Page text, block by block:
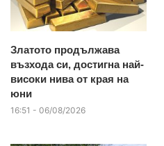
Златото продължава
възхода си, достигна най-
високи нива от края на
юни
16:51 - 06/08/2026